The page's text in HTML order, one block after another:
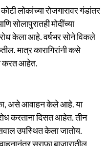
लोकांच्या रोजगारावर गंडांतर
सोलापुरातही मोदींच्या
केला आहे. वर्षभर सोने विकले
मात्र कारागिरांनी कसे
करत आहेत.
असे आवाहन केले आहे. या
करताना दिसत आहेत. तीन
उपस्थित केला जातोय.
सराफा बाजारातील